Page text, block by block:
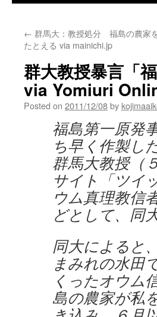
← 群馬大：教授処分 福島の農家
たとえる via mainichi.jp
群大教授暴言「
via Yomiuri
Posted on 2011/12/08by
福島第一原発
ち早く作製し
群馬大教授（
サイト「ツイ
ウム真理教信
どとして、同
同大によると
まみれの水田
くったオウム
島の農家が私